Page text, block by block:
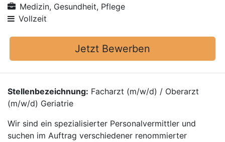
Medizin, Gesundheit, Pflege
Vollzeit
Jetzt Bewerben
Stellenbezeichnung: Facharzt (m/w/d) / Oberarzt
(m/w/d) Geriatrie
Wir sind ein spezialisierter Personalvermittler und
suchen im Auftrag verschiedener renommierter